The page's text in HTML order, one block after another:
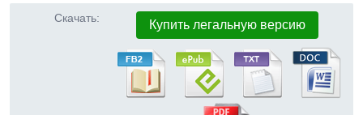
Скачать: Купить легальную версию